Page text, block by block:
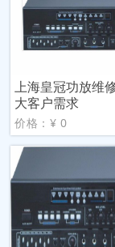
上海皇冠功放维
大客户需求
价格：¥ 0